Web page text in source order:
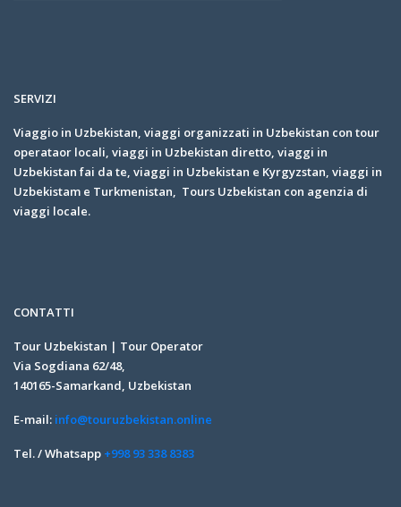
SERVIZI
Viaggio in Uzbekistan, viaggi organizzati in Uzbekistan con tour
operataor locali, viaggi in Uzbekistan diretto, viaggi in
Uzbekistan fai da te, viaggi in Uzbekistan e Kyrgyzstan, viaggi in
Uzbekistam e Turkmenistan, Tours Uzbekistan con agenzia di
viaggi locale.
CONTATTI
Tour Uzbekistan | Tour Operator
Via Sogdiana 62/48,
140165-Samarkand, Uzbekistan
E-mail: info@touruzbekistan.online
Tel. / Whatsapp +998 93 338 8383